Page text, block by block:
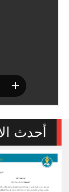
أحدث